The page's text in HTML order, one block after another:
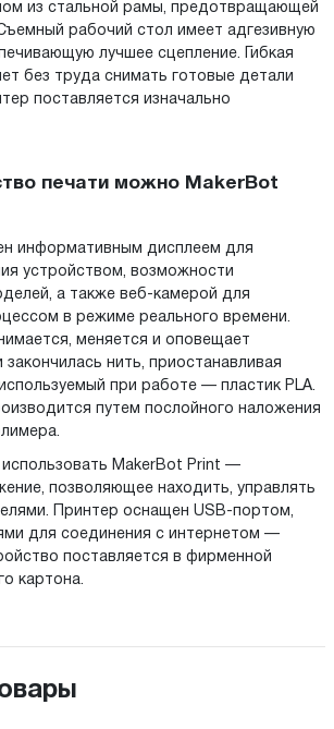
из стальной рамы, предотвращающей
рабочий стол имеет адгезивную
лучшее сцепление. Гибкая
без труда снимать готовые детали
поставляется изначально
печати можно MakerBot
информативным дисплеем для
устройством, возможности
а также веб-камерой для
в режиме реального времени.
меняется и оповещает
закончилась нить, приостанавливая
при работе — пластик PLA.
путем послойного наложения
MakerBot Print —
позволяющее находить, управлять
Принтер оснащен USB-портом,
для соединения с интернетом —
поставляется в фирменной
картона.